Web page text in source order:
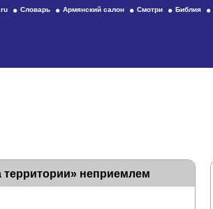
Словарь Армянский салон Смотри Библия
неприемлем